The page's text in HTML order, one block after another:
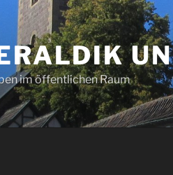
im öffentlichen Raum